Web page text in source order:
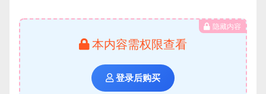
隐藏内容
本内容需权限查看
登录后购买